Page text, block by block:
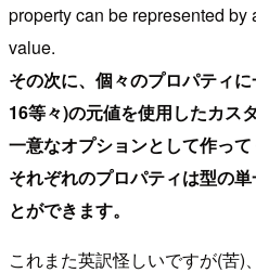
property can be represented by
value.
その次に、個々のプロパティ
16等々)の元値を使用したカス
一意なオプションとして作って
それぞれのプロパティは型の
とができます。
これまた英訳怪しいですが(苦)